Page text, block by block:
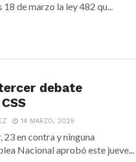
de marzo la ley 482 qu...
debate
14 MARZO, 2025
23 en contra y ninguna
Nacional aprobó este jueve...